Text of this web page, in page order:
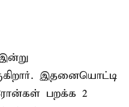
இதனையொட்டி
பறக்க 2